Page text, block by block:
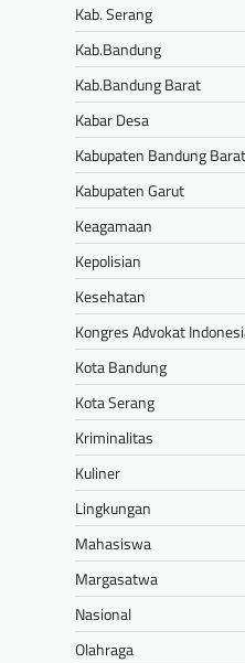
Kab. Serang
Kab.Bandung
Kab.Bandung Barat
Kabar Desa
Kabupaten Bandung Barat
Kabupaten Garut
Keagamaan
Kepolisian
Kesehatan
Kongres Advokat
Kota Bandung
Kota Serang
Kriminalitas
Kuliner
Lingkungan
Mahasiswa
Margasatwa
Nasional
Olahraga